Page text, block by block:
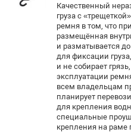
Качественный
груза с
ремня в том, что
размещённая
и разматывается
для фиксации
и не собирает
эксплуатации
всем владельцам
планирует
для крепления
специальные
крепления на раме